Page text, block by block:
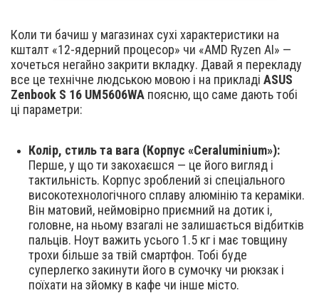
Коли ти бачиш у магазинах сухі характеристики на
кшталт «12-ядерний процесор» чи «AMD Ryzen AI» —
хочеться негайно закрити вкладку. Давай я перекладу
все це технічне людською мовою і на прикладі ASUS
Zenbook S 16 UM5606WA поясню, що саме дають тобі
ці параметри:
Колір, стиль та вага (Корпус «Ceraluminium»):
Перше, у що ти закохаєшся — це його вигляд і
тактильність. Корпус зроблений зі спеціального
високотехнологічного сплаву алюмінію та кераміки.
Він матовий, неймовірно приємний на дотик і,
головне, на ньому взагалі не залишається відбитків
пальців. Ноут важить усього 1.5 кг і має товщину
трохи більше за твій смартфон. Тобі буде
суперлегко закинути його в сумочку чи рюкзак і
поїхати на зйомку в кафе чи інше місто.